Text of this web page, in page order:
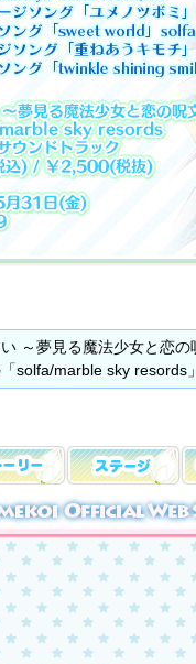
い ～夢見る魔法少女と恋
solfa/marble sky resords